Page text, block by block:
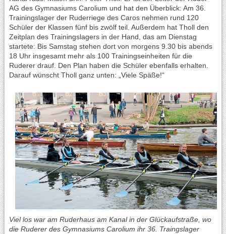
AG des Gymnasiums Carolium und hat den Überblick: Am 36.
Trainingslager der Ruderriege des Caros nehmen rund 120
Schüler der Klassen fünf bis zwölf teil. Außerdem hat Tholl den
Zeitplan des Trainingslagers in der Hand, das am Dienstag
startete: Bis Samstag stehen dort von morgens 9.30 bis abends
18 Uhr insgesamt mehr als 100 Trainingseinheiten für die
Ruderer drauf. Den Plan haben die Schüler ebenfalls erhalten.
Darauf wünscht Tholl ganz unten: „Viele Späße!“
Viel los war am Ruderhaus am Kanal in der Glückaufstraße, wo
die Ruderer des Gymnasiums Carolium ihr 36. Traingslager